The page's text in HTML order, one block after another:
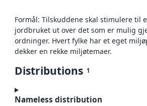
Formål: Tilskuddene skal stimulere til
jordbruket ut over det som er mulig
ordninger. Hvert fylke har et eget
dekker en rekke miljøtemaer.
Distributions 1
Nameless distribution